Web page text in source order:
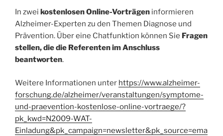
In zwei kostenlosen Online-Vorträgen informieren
Alzheimer-Experten zu den Themen Diagnose und
Prävention. Über eine Chatfunktion können Sie Fragen
stellen, die die Referenten im Anschluss
beantworten.
Weitere Informationen unter https://www.alzheimer-
forschung.de/alzheimer/veranstaltungen/symptome-
und-praevention-kostenlose-online-vortraege/?
pk_kwd=N2009-WAT-
Einladung&pk_campaign=newsletter&pk_source=ema